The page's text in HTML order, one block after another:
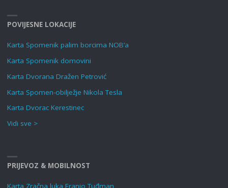
POVIJESNE LOKACIJE
Karta Spomenik palim borcima NOB’a
Karta Spomenik domovini
Karta Dvorana Dražen Petrović
Karta Spomen-obilježje Nikola Tesla
Karta Dvorac Kerestinec
Vidi sve >
PRIJEVOZ & MOBILNOST
Karta Zračna luka Franjo Tuđman